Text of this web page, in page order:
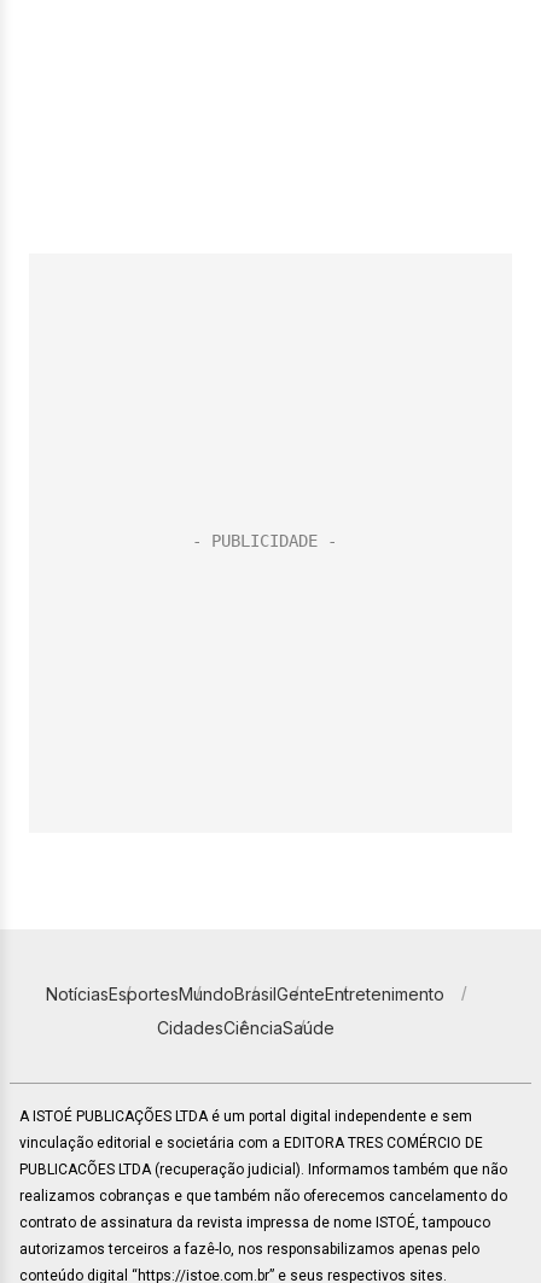
NotíciasEsportesMundoBrasilGenteEntretenimento
CidadesCiênciaSaúde
A ISTOÉ PUBLICAÇÕES LTDA é um portal digital independente e sem
vinculação editorial e societária com a EDITORA TRES COMÉRCIO DE
PUBLICACÕES LTDA (recuperação judicial). Informamos também que não
realizamos cobranças e que também não oferecemos cancelamento do
contrato de assinatura da revista impressa de nome ISTOÉ, tampouco
autorizamos terceiros a fazê-lo, nos responsabilizamos apenas pelo
conteúdo digital “https://istoe.com.br” e seus respectivos sites.